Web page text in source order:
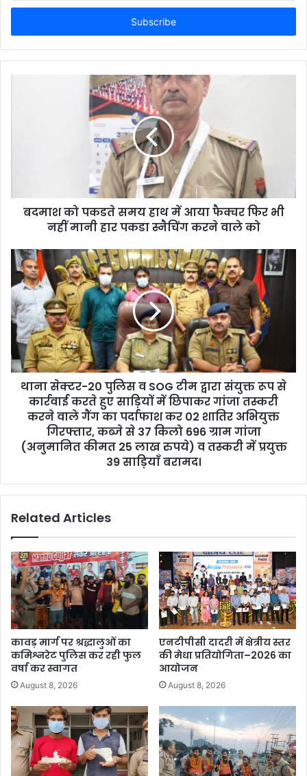
Email
बदमाश को पकडते समय हाथ में आया फैक्चर फिर भी
नहीं मानी हार पकडा स्नैचिंग करने वाले को
थाना सेक्टर-20 पुलिस व SOG टीम द्वारा संयुक्त रूप से
कार्रवाई करते हुए साड़ियों में छिपाकर गांजा तस्करी
करने वाले गैंग का पर्दाफाश कर 02 शातिर अभियुक्त
गिरफ्तार, कब्जे से 37 किलो 696 ग्राम गांजा
(अनुमानित कीमत 25 लाख रुपये) व तस्करी में प्रयुक्त
39 साड़ियाँ बरामद।
Related Articles
कावड़ मार्ग पर श्रद्धालुओं का
कमिश्नरेट पुलिस कर रही फुल
वर्षा कर स्वागत
August 8, 2026
एनटीपीसी दादरी में क्षेत्रीय स्तर
की मेधा प्रतियोगिता–2026 का
आयोजन
August 8, 2026